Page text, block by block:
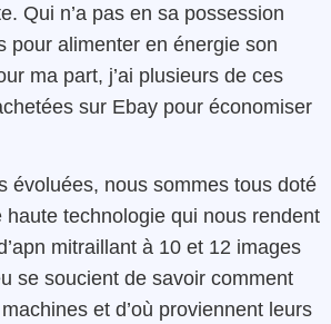
Qui n’a pas en sa possession
pour alimenter en énergie son
ma part, j’ai plusieurs de ces
sur Ebay pour économiser
évoluées, nous sommes tous doté
haute technologie qui nous rendent
mitraillant à 10 et 12 images
se soucient de savoir comment
et d’où proviennent leurs